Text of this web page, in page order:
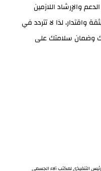
والإرشاد اللازمين
واقتدار، لذا لا تتردد في
وضمان سلامتك على
التنفيذي لمكتب آلاء الجسمي